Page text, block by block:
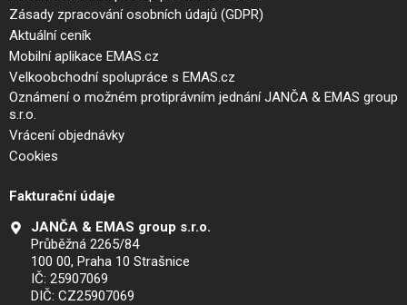
Zásady zpracování osobních údajů (GDPR)
Aktuální ceník
Mobilní aplikace EMAS.cz
Velkoobchodní spolupráce s EMAS.cz
Oznámení o možném protiprávním jednání JANČA & EMAS group
s.r.o.
Vrácení objednávky
Cookies
Fakturační údaje
JANČA & EMAS group s.r.o.
Průběžná 2265/84
100 00, Praha 10 Strašnice
IČ: 25907069
DIČ: CZ25907069